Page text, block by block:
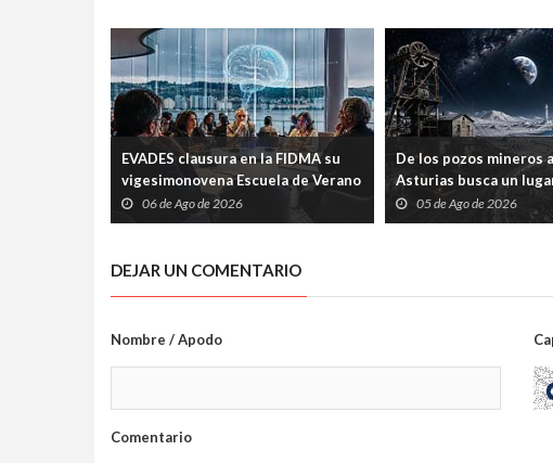
EVADES clausura en la FIDMA su
vigesimonovena Escuela de Verano
con una mesa redonda abierta
sobre pensamiento crítico y
06 de Ago de 2026
De los pozos mineros
Asturias busca un
carrera espacial
05 de Ago de 2026
DEJAR UN COMENTARIO
Nombre / Apodo
Comentario